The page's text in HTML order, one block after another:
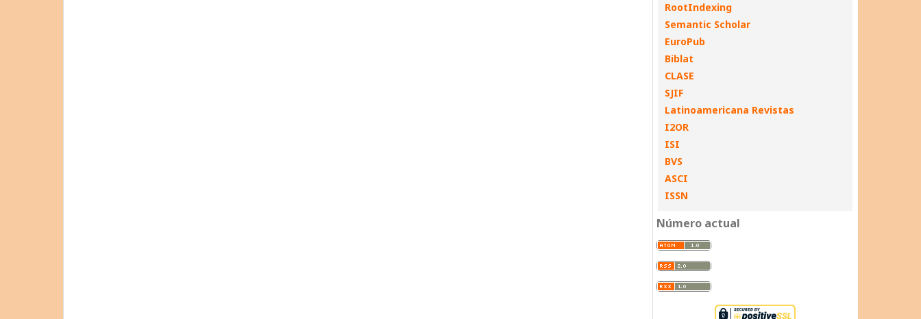
RootIndexing
Semantic Scholar
EuroPub
Biblat
CLASE
SJIF
Latinoamericana Revistas
I2OR
ISI
BVS
ASCI
ISSN
Número actual